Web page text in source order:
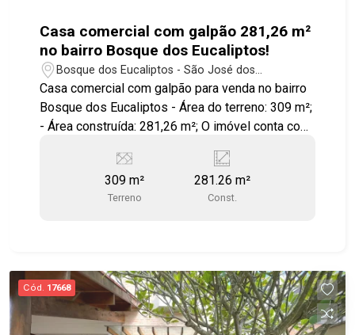
Casa comercial com galpão 281,26 m²
no bairro Bosque dos Eucaliptos!
Bosque dos Eucaliptos - São José dos
Campos/SP
Casa comercial com galpão para venda no bairro
Bosque dos Eucaliptos - Área do terreno: 309 m²;
- Área construída: 281,26 m²; O imóvel conta com
cômodos, contando com cozinha, 3 cômodos, 3
banheiros, uma área externa coberta e um galpão
ao lado! Excelente localização a uma quadra da
309 m²
Terreno
281.26 m²
Const.
Cód. 17668